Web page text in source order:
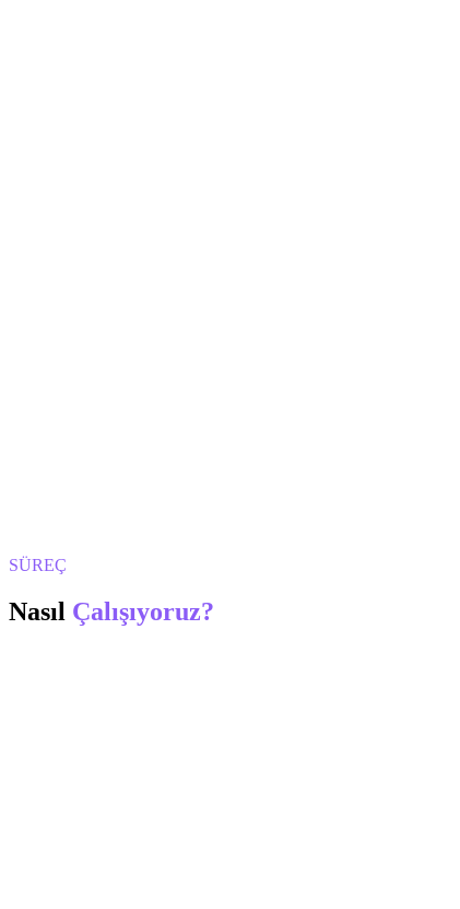
SÜREÇ
Nasıl Çalışıyoruz?